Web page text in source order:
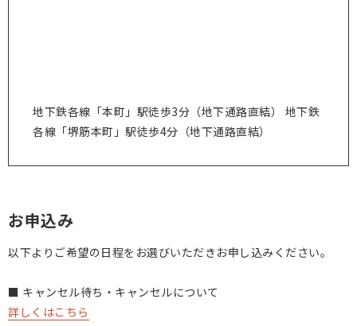
地下鉄各線「本町」駅徒歩3分（地下通路直結） 地下鉄
各線「堺筋本町」駅徒歩4分（地下通路直結）
お申込み
以下よりご希望の日程をお選びいただきお申し込みください。
■ キャンセル待ち・キャンセルについて
詳しくはこちら